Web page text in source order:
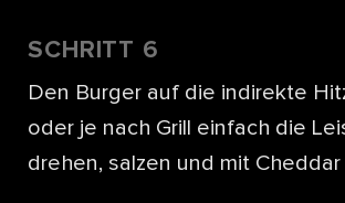
SCHRITT 6
Den Burger auf die indirekte
oder je nach Grill einfach die
drehen, salzen und mit